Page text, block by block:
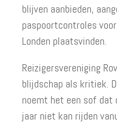
blijven aanbieden,
paspoortcontroles
Londen plaatsvinden.
Reizigersvereniging
blijdschap als kritiek.
noemt het een sof dat
jaar niet kan rijden